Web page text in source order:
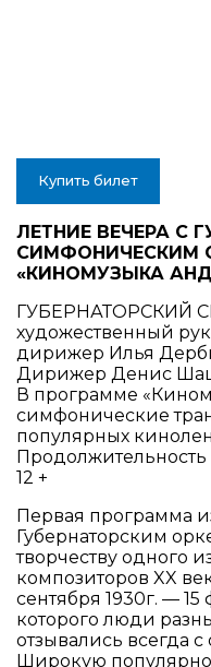
Купить билет
ЛЕТНИЕ ВЕЧЕРА С
СИМФОНИЧЕСКИМ
«КИНОМУЗЫКА
ГУБЕРНАТОРСКИЙ
художественный
дирижер Илья
Дирижер Денис
В программе
симфонические
популярных
Продолжительность
12 +
Первая программа
Губернаторским
творчеству одного
композиторов XX
сентября 1930г. —
которого люди
отзывались всегда
Широкую